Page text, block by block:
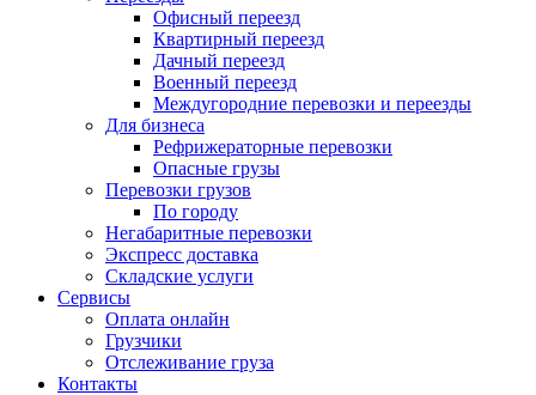
Офисный переезд
Квартирный переезд
Дачный переезд
Военный переезд
Междугородние перевозки и переезды
Для бизнеса
Рефрижераторные перевозки
Опасные грузы
Перевозки грузов
По городу
Негабаритные перевозки
Экспресс доставка
Складские услуги
Сервисы
Оплата онлайн
Грузчики
Отслеживание груза
Контакты